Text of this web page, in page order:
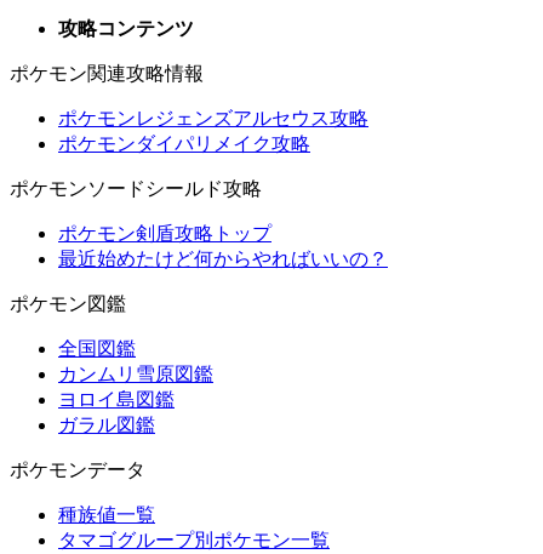
攻略コンテンツ
ポケモン関連攻略情報
ポケモンレジェンズアルセウス攻略
ポケモンダイパリメイク攻略
ポケモンソードシールド攻略
ポケモン剣盾攻略トップ
最近始めたけど何からやればいいの？
ポケモン図鑑
全国図鑑
カンムリ雪原図鑑
ヨロイ島図鑑
ガラル図鑑
ポケモンデータ
種族値一覧
タマゴグループ別ポケモン一覧